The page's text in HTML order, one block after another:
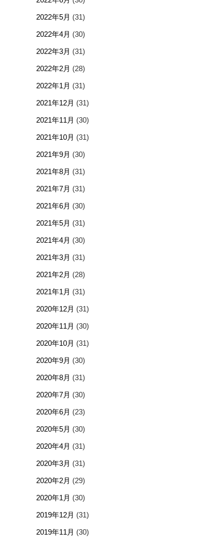
2022年5月 (31)
2022年4月 (30)
2022年3月 (31)
2022年2月 (28)
2022年1月 (31)
2021年12月 (31)
2021年11月 (30)
2021年10月 (31)
2021年9月 (30)
2021年8月 (31)
2021年7月 (31)
2021年6月 (30)
2021年5月 (31)
2021年4月 (30)
2021年3月 (31)
2021年2月 (28)
2021年1月 (31)
2020年12月 (31)
2020年11月 (30)
2020年10月 (31)
2020年9月 (30)
2020年8月 (31)
2020年7月 (30)
2020年6月 (23)
2020年5月 (30)
2020年4月 (31)
2020年3月 (31)
2020年2月 (29)
2020年1月 (30)
2019年12月 (31)
2019年11月 (30)